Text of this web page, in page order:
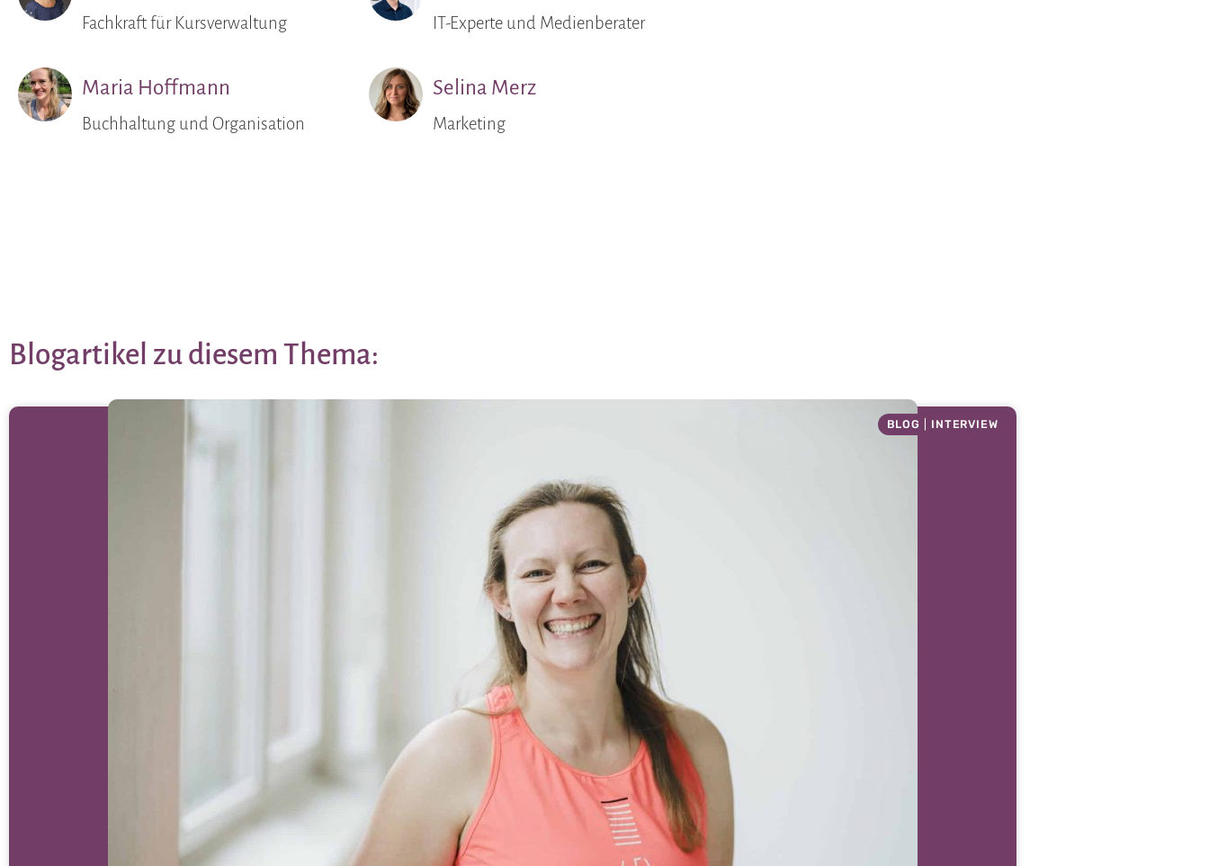
Fachkraft für Kursverwaltung IT-Experte und Medienberater
Maria Hoffmann
Buchhaltung und Organisation
Selina Merz
Marketing
Blogartikel zu diesem Thema:
BLOG INTERVIEW